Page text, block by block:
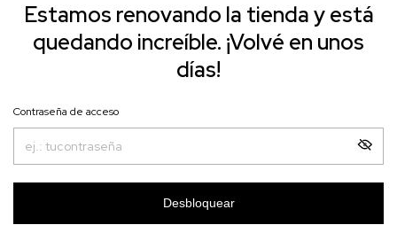
Estamos renovando la tienda y está
quedando increíble. ¡Volvé en unos
días!
Contraseña de acceso
Desbloquear